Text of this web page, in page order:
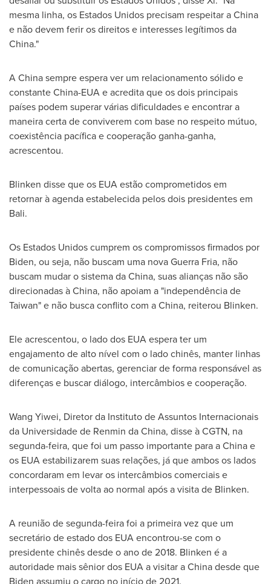
mesma linha, os Estados Unidos precisam respeitar a China
e não devem ferir os direitos e interesses legítimos da
China."
A China sempre espera ver um relacionamento sólido e
constante China-EUA e acredita que os dois principais
países podem superar várias dificuldades e encontrar a
maneira certa de conviverem com base no respeito mútuo,
coexistência pacífica e cooperação ganha-ganha,
acrescentou.
Blinken disse que os EUA estão comprometidos em
retornar à agenda estabelecida pelos dois presidentes em
Bali.
Os Estados Unidos cumprem os compromissos firmados por
Biden, ou seja, não buscam uma novaGuerra Fria, não
buscam mudar o sistema da China, suas alianças não são
direcionadas à China, não apoiam a "independência de
Taiwan" e não busca conflito com a China, reiterou Blinken.
Ele acrescentou, o lado dos EUA espera ter um
engajamento de alto nível com o lado chinês, manter linhas
de comunicação abertas, gerenciar de forma responsável as
diferenças e buscar diálogo, intercâmbios e cooperação.
Wang Yiwei, Diretor da Instituto de Assuntos Internacionais
da Universidade de Renmin da China, disse à CGTN, na
segunda-feira, que foi um passo importante para a China e
os EUA estabilizarem suas relações, já que ambos os lados
concordaram em levar os intercâmbios comerciais e
interpessoais de volta ao normal após a visita de Blinken.
A reunião de segunda-feira foi a primeira vez que um
secretário de estado dos EUA encontrou-se com o
presidente chinês desde o ano de 2018. Blinken é a
autoridade mais sênior dos EUA a visitar a China desde que